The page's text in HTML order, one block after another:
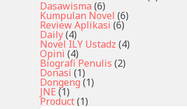
Dasawisma (6)
Kumpulan Novel (6)
Review Aplikasi (6)
Daily(4)
Novel ILY Ustadz (4)
Opini (4)
Biografi Penulis (2)
Donasi (1)
Dongeng (1)
JNE (1)
Product(1)